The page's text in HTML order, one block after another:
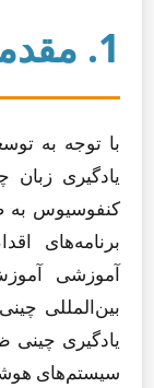
1. مقدمه
یادگیری
کنفوسیوس به
آموزشی
بین‌المللی
یادگیری چینی